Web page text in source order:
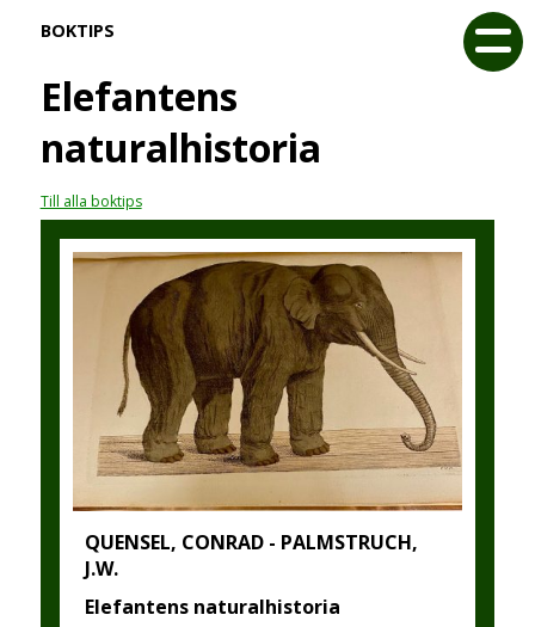
BOKTIPS
Elefantens
naturalhistoria
Till alla boktips
QUENSEL, CONRAD - PALMSTRUCH,
J.W.
Elefantens naturalhistoria